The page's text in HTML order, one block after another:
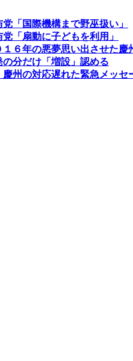
「国際機構まで野巫扱い」
「扇動に子どもを利用」
６年の悪夢思い出させた慶
分だけ「増設」認める
州の対応遅れた緊急メッセ